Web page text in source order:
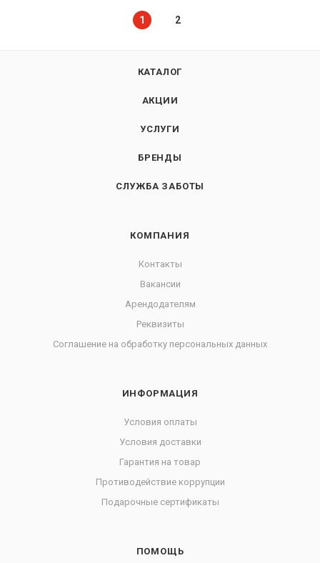
1 2
КАТАЛОГ
АКЦИИ
УСЛУГИ
БРЕНДЫ
СЛУЖБА ЗАБОТЫ
КОМПАНИЯ
Контакты
Вакансии
Арендодателям
Реквизиты
Соглашение на обработку персональных данных
ИНФОРМАЦИЯ
Условия оплаты
Условия доставки
Гарантия на товар
Противодействие коррупции
Подарочные сертификаты
ПОМОЩЬ